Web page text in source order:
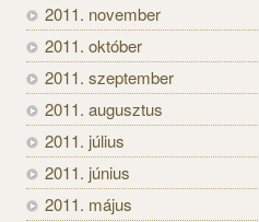
2011. november
2011. október
2011. szeptember
2011. augusztus
2011. július
2011. június
2011. május